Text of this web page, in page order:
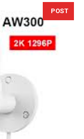
POST